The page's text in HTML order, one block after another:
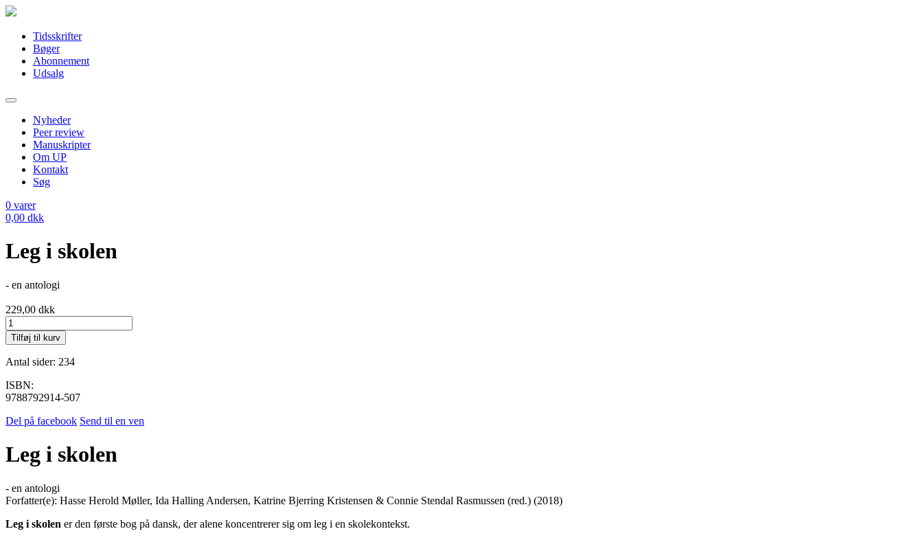
Tidsskrifter
Bøger
Abonnement
Udsalg
Nyheder
Peer review
Manuskripter
Om UP
Kontakt
Søg
0 varer
0,00 dkk
Leg i skolen
- en antologi
229,00 dkk
Leg
i
skolen
antal
Tilføj til kurv
Antal sider: 234
ISBN:
9788792914-507
Del på facebook Send til en ven
Leg i skolen
- en antologi
Forfatter(e): Hasse Herold Møller, Ida Halling Andersen, Katrine Bjerring Kristensen & Connie Stendal Rasmussen (red.) (2018)
Leg i skolen er den første bog på dansk, der alene koncentrerer sig om leg i en skolekontekst.